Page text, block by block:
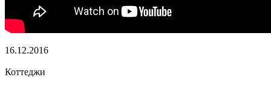
16.12.2016
Коттеджи